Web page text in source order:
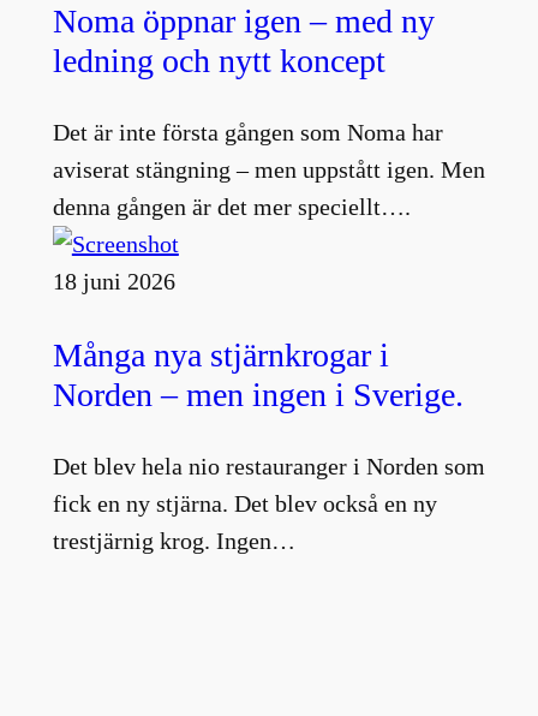
Noma öppnar igen – med ny
ledning och nytt koncept
Det är inte första gången som Noma har
aviserat stängning – men uppstått igen. Men
denna gången är det mer speciellt….
18 juni 2026
Många nya stjärnkrogar i
Norden – men ingen i Sverige.
Det blev hela nio restauranger i Norden som
fick en ny stjärna. Det blev också en ny
trestjärnig krog. Ingen…